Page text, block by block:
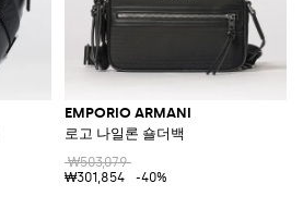
EMPORIO ARMANI
로고 나일론 숄더백
₩503,079
₩301,854
-40%